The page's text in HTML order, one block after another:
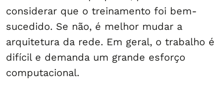
considerar que o treinamento foi bem-
sucedido. Se não, é melhor mudar a
arquitetura da rede. Em geral, o trabalho é
difícil e demanda um grande esforço
computacional.